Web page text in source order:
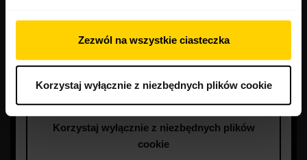
Zezwól na wszystkie ciasteczka
Korzystaj wyłącznie z niezbędnych plików cookie